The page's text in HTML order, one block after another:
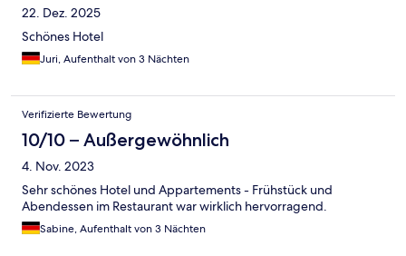
22. Dez. 2025
Schönes Hotel
Juri, Aufenthalt von 3 Nächten
Verifizierte Bewertung
10/10 – Außergewöhnlich
4. Nov. 2023
Sehr schönes Hotel und Appartements - Frühstück und
Abendessen im Restaurant war wirklich hervorragend.
Sabine, Aufenthalt von 3 Nächten